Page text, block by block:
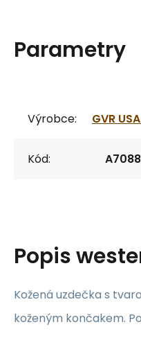
Parametry
Výrobce: GVR
Kód:
Popis
Kožená uzdečka s
koženým končakem.